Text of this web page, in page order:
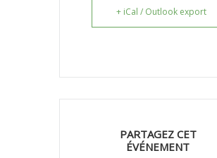
+ iCal / Outlook export
PARTAGEZ CET
ÉVÉNEMENT